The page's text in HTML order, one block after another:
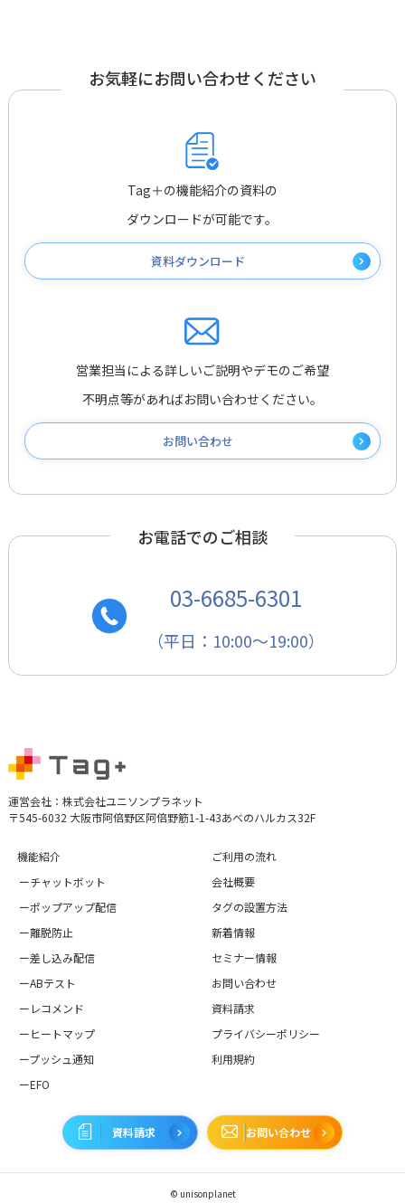
お気軽にお問い合わせください
Tag＋の機能紹介の資料の
ダウンロードが可能です。
資料ダウンロード
営業担当による詳しいご説明やデモのご希望
不明点等があればお問い合わせください。
お問い合わせ
お電話でのご相談
03-6685-6301
（平日：10:00～19:00）
運営会社：株式会社ユニソンプラネット
〒545-6032 大阪市阿倍野区阿倍野筋1-1-43あべのハルカス32F
機能紹介
ーチャットボット
ーポップアップ配信
ー離脱防止
ー差し込み配信
ーABテスト
ーレコメンド
ーヒートマップ
ープッシュ通知
ーEFO
ご利用の流れ
会社概要
タグの設置方法
新着情報
セミナー情報
お問い合わせ
資料請求
プライバシーポリシー
利用規約
資料請求 お問い合わせ
© unisonplanet